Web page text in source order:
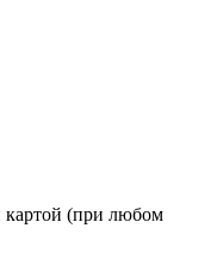
картой (при любом